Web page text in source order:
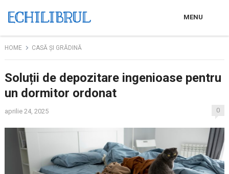
MENU
HOME CASĂ ȘI GRĂDINĂ
Soluții de depozitare ingenioase pentru
un dormitor ordonat
aprilie 24, 2025 0